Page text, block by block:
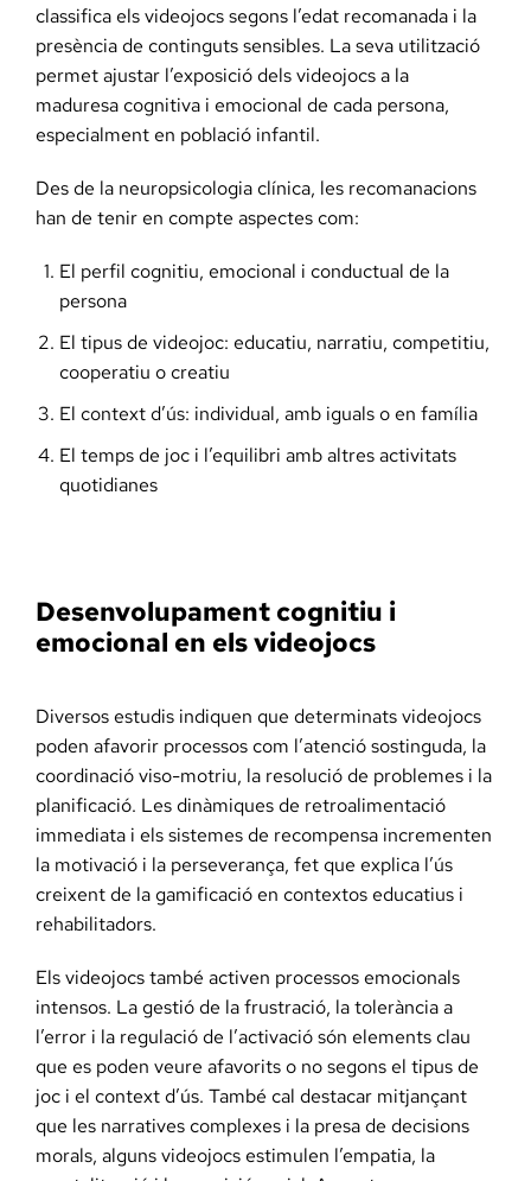
classifica els videojocs segons l’edat recomanada i la
presència de continguts sensibles. La seva utilització
permet ajustar l’exposició dels videojocs a la
maduresa cognitiva i emocional de cada persona,
especialment en població infantil.
Des de la neuropsicologia clínica, les recomanacions
han de tenir en compte aspectes com:
El perfil cognitiu, emocional i conductual de la
persona
El tipus de videojoc: educatiu, narratiu, competitiu,
cooperatiu o creatiu
El context d’ús: individual, amb iguals o en família
El temps de joc i l’equilibri amb altres activitats
quotidianes
Desenvolupament cognitiu i
emocional en els videojocs
Diversos estudis indiquen que determinats videojocs
poden afavorir processos com l’atenció sostinguda, la
coordinació viso-motriu, la resolució de problemes i la
planificació. Les dinàmiques de retroalimentació
immediata i els sistemes de recompensa incrementen
la motivació i la perseverança, fet que explica l’ús
creixent de la gamificació en contextos educatius i
rehabilitadors.
Els videojocs també activen processos emocionals
intensos. La gestió de la frustració, la tolerància a
l’error i la regulació de l’activació són elements clau
que es poden veure afavorits o no segons el tipus de
joc i el context d’ús. També cal destacar mitjançant
que les narratives complexes i la presa de decisions
morals, alguns videojocs estimulen l’empatia, la